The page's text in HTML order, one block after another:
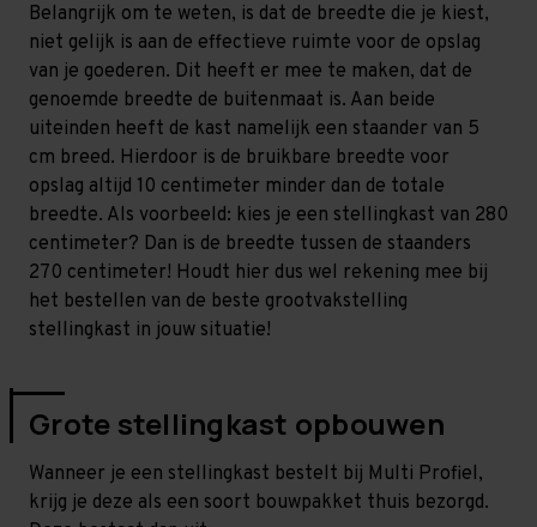
Belangrijk om te weten, is dat de breedte die je kiest,
niet gelijk is aan de effectieve ruimte voor de opslag
van je goederen. Dit heeft er mee te maken, dat de
genoemde breedte de buitenmaat is. Aan beide
uiteinden heeft de kast namelijk een staander van 5
cm breed. Hierdoor is de bruikbare breedte voor
opslag altijd 10 centimeter minder dan de totale
breedte. Als voorbeeld: kies je een stellingkast van 280
centimeter? Dan is de breedte tussen de staanders
270 centimeter! Houdt hier dus wel rekening mee bij
het bestellen van de beste grootvakstelling
stellingkast in jouw situatie!
Grote stellingkast opbouwen
Wanneer je een stellingkast bestelt bij Multi Profiel,
krijg je deze als een soort bouwpakket thuis bezorgd.